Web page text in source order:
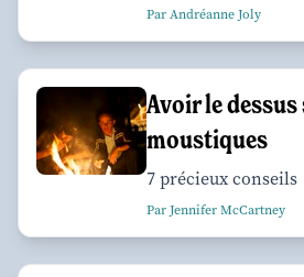
Par Andréanne Joly
Avoir le dessus
moustiques
7 précieux conseils
Par Jennifer McCartney